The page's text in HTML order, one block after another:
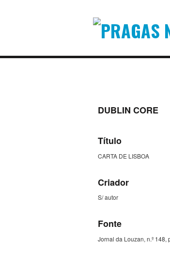
DUBLIN CORE
Título
CARTA DE LISBOA
Criador
S/ autor
Fonte
Jornal da Louzan, n.º 148,